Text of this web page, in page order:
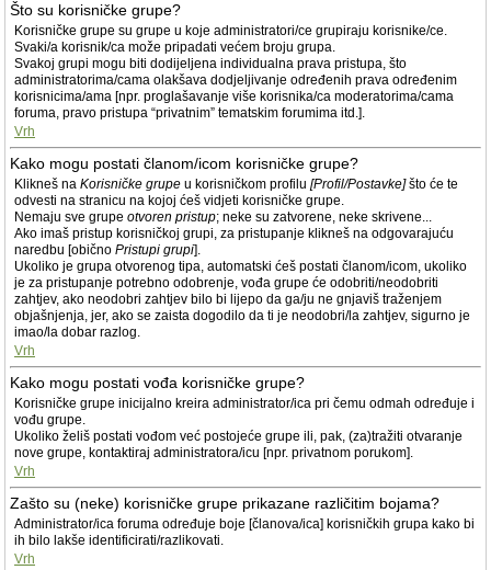
Što su korisničke grupe?
Korisničke grupe su grupe u koje administratori/ce grupiraju korisnike/ce.
Svaki/a korisnik/ca može pripadati većem broju grupa.
Svakoj grupi mogu biti dodijeljena individualna prava pristupa, što
administratorima/cama olakšava dodjeljivanje određenih prava određenim
korisnicima/ama [npr. proglašavanje više korisnika/ca moderatorima/cama
foruma, pravo pristupa “privatnim” tematskim forumima itd.].
Vrh
Kako mogu postati članom/icom korisničke grupe?
Klikneš na Korisničke grupe u korisničkom profilu [Profil/Postavke]što će te
odvesti na stranicu na kojoj ćeš vidjeti korisničke grupe.
Nemaju sve grupe otvoren pristup; neke su zatvorene, neke skrivene...
Ako imaš pristup korisničkoj grupi, za pristupanje klikneš na odgovarajuću
naredbu [obično Pristupi grupi].
Ukoliko je grupa otvorenog tipa, automatski ćeš postati članom/icom, ukoliko
je za pristupanje potrebno odobrenje, vođa grupe će odobriti/neodobriti
zahtjev, ako neodobri zahtjev bilo bi lijepo da ga/ju ne gnjaviš traženjem
objašnjenja, jer, ako se zaista dogodilo da ti je neodobri/la zahtjev, sigurno je
imao/la dobar razlog.
Vrh
Kako mogu postati vođa korisničke grupe?
Korisničke grupe inicijalno kreira administrator/ica pri čemu odmah određuje i
vođu grupe.
Ukoliko želiš postati vođom već postojeće grupe ili, pak, (za)tražiti otvaranje
nove grupe, kontaktiraj administratora/icu [npr. privatnom porukom].
Vrh
Zašto su (neke) korisničke grupe prikazane različitim bojama?
Administrator/ica foruma određuje boje [članova/ica] korisničkih grupa kako bi
ih bilo lakše identificirati/razlikovati.
Vrh